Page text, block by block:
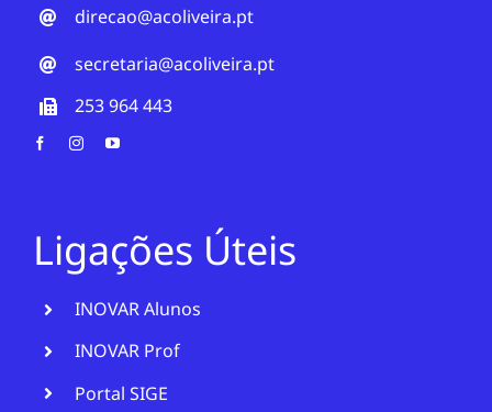
direcao@acoliveira.pt
secretaria@acoliveira.pt
253 964 443
Ligações Úteis
INOVAR Alunos
INOVAR Prof
Portal SIGE